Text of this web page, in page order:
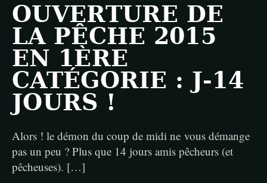
OUVERTURE DE
LA PÊCHE 2015
EN 1ÈRE
CATÉGORIE : J-14
JOURS !
Alors ! le démon du coup de midi ne vous démange
pas un peu ? Plus que 14 jours amis pêcheurs (et
pêcheuses). […]